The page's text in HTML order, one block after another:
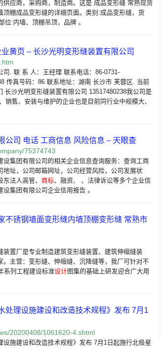
供应商，采购商，制造商。这是 成品变形缝 常熟现货
顶棚成品变形缝的详细页面。类别:成品变形缝，货
位:内墙、顶棚吊顶，品牌 。
黄页 – 长沙光明变形缝装置有限公司
司. 联 系 人：王经理 联系电话：86-0731-
传真号码：86 联系地址：湖南 长沙市 芙蓉区. 当前
长沙光明变形缝装置有限公司 13517480238我公司是
销售、安装与维护的企业也是目前同行业中规模大、
公司 电话 工商信息 风险信息 – 天眼查
75374743
设集团有限公司的相关企业信息查询服务：查询工商
地址，公司邮箱网址，公司经营风险，公司发展状
法人高管、 商标、融资、 、法律诉讼等多个企业信
集团有限公司企业信用报告 。
不锈钢墙面变形缝内墙顶棚变形缝 常熟市
装置厂是专业制造建筑变形缝装置、建筑伸缩缝装
。主营：变形缝、伸缩缝、沉降缝等，我厂可针对不
系列工程建设标准设计图集的基础上研发迎合广大用
处理设施建设和改造技术规程》发布 7月1
20200408/1061620-4.shtml
设施建设和改造技术规程》发布 7月1日起施行北极星